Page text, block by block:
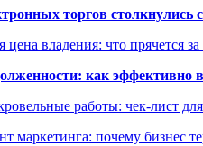
торгов столкнулись
владения: что прячется
как эффективно
работы: чек-лист
маркетинга: почему бизнес